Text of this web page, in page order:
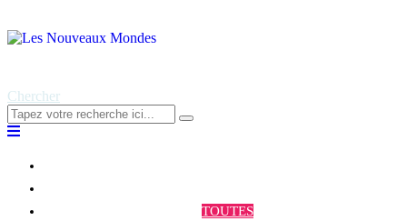
Chercher
TOUTES